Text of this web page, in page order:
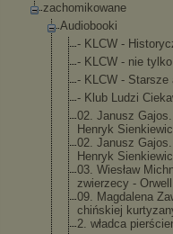
zachomikowane
Audiobooki
- KLCW -
- KLCW - nie
- KLCW - Starsze
- Klub Ludzi
02. Janusz
Henryk
02. Janusz
Henryk
03. Wiesław
zwierzecy - Orwell
09. Magdalena
chińskiej
2. władca